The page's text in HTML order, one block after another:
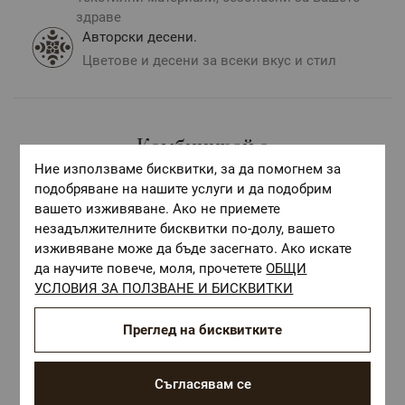
здраве
Авторски десени.
Цветове и десени за всеки вкус и стил
Комбинирай с
Ние използваме бисквитки, за да помогнем за
подобряване на нашите услуги и да подобрим
вашето изживяване. Ако не приемете
незадължителните бисквитки по-долу, вашето
изживяване може да бъде засегнато. Ако искате
да научите повече, моля, прочететеОБЩИ
УСЛОВИЯ ЗА ПОЛЗВАНЕ И БИСКВИТКИ
Съгласявам се
Преглед на бисквитките